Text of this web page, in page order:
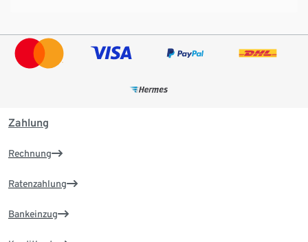
Zahlung
Rechnung
Ratenzahlung
Bankeinzug